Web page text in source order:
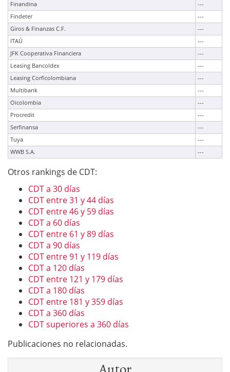
Finandina
---
Findeter
---
Giros & Finanzas C.F.
---
ITAÚ
---
JFK Cooperativa Financiera
---
Leasing Bancoldex
---
Leasing Corficolombiana
---
Multibank
---
Oicolombia
---
Procredit
---
Serfinansa
---
Tuya
---
WWB S.A.
---
Otros rankings de CDT:
CDT a 30 días
CDT entre 31 y 44 días
CDT entre 46 y 59 días
CDT a 60 días
CDT entre 61 y 89 días
CDT a 90 días
CDT entre 91 y 119 días
CDT a 120 días
CDT entre 121 y 179 días
CDT a 180 días
CDT entre 181 y 359 días
CDT a 360 días
CDT superiores a 360 días
Publicaciones no relacionadas.